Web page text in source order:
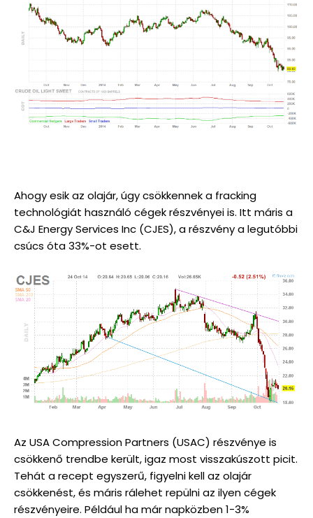
Ahogy esik az olajár, úgy csökkennek a fracking
technológiát használó cégek részvényei is. Itt máris a
C&J Energy Services Inc (CJES), a részvény a legutóbbi
csúcs óta 33%-ot esett.
Az USA Compression Partners (USAC) részvénye is
csökkenő trendbe került, igaz most visszakúszott picit.
Tehát a recept egyszerű, figyelni kell az olajár
csökkenést, és máris rálehet repülni az ilyen cégek
részvényeire. Például ha már napközben 1-3%